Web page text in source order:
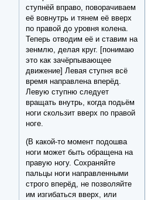
ступнёй вправо, поворачиваем
её вовнутрь и тянем её вверх
по правой до уровня колена.
Теперь отводим её и ставим на
зенмлю, делая круг. [понимаю
это как зачёрпывающее
движение] Левая ступня всё
время направлена вперёд.
Левую ступню следует
вращать внутрь, когда подьём
ноги скользит вверх по правой
ноге.
(В какой-то момент подошва
ноги может быть обращена на
правую ногу. Сохраняйте
пальцы ноги направленными
строго вперёд, не позволяйте
им изгибаться вверх, или